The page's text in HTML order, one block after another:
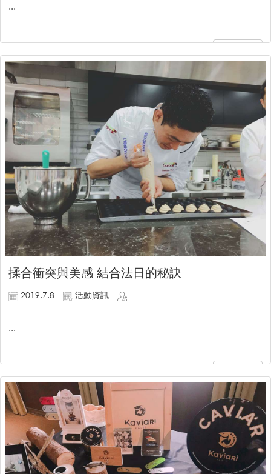
...
揉合衝突與美感 結合法日的秘訣
2019.7.8 活動資訊
...